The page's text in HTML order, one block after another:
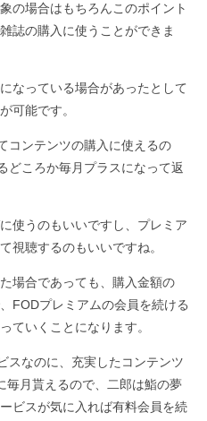
の場合はもちろんこのポイント
誌の購入に使うことができま
なっている場合があったとして
可能です。
コンテンツの購入に使えるの
どころか毎月プラスになって返
使うのもいいですし、プレミア
視聴するのもいいですね。
場合であっても、購入金額の
FODプレミアムの会員を続ける
ていくことになります。
スなのに、充実したコンテンツ
毎月貰えるので、二郎は鮨の夢
ビスが気に入れば有料会員を続